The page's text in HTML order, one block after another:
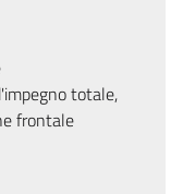
totale,
frontale